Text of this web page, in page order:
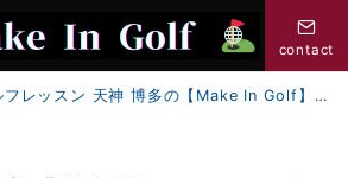
contact
福岡市内 インドアゴルフレッスン 天神 博多の【Make In Golf】